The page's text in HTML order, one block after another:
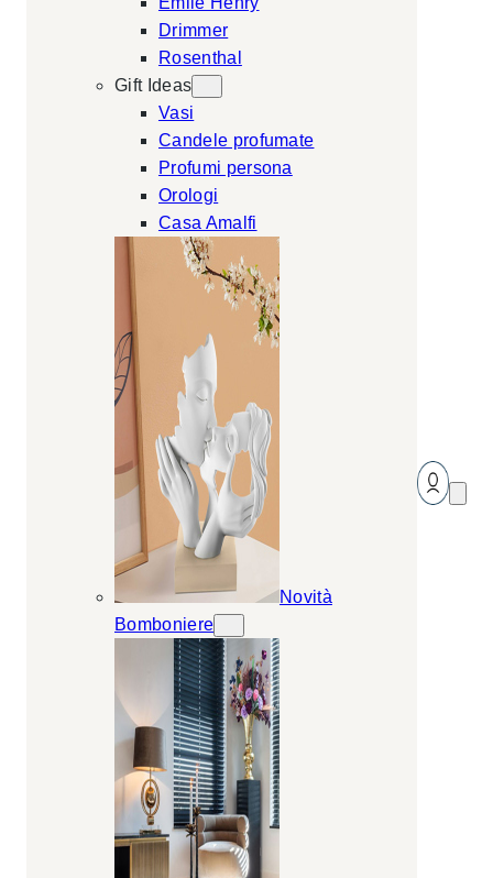
Drimmer
Rosenthal
Gift Ideas
Vasi
Candele profumate
Profumi persona
Orologi
Casa Amalfi
Novità
Bomboniere